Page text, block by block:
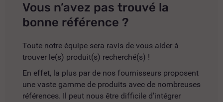
Vous n’avez pas trouvé la
bonne référence ?
Toute notre équipe sera ravis de vous aider à
trouver le(s) produit(s) recherché(s) !
En effet, la plus par de nos fournisseurs proposent
une vaste gamme de produits avec de nombreuses
références. Il peut nous être difficile d’intégrer